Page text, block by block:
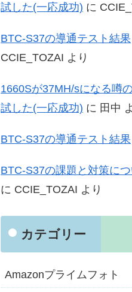
試した(一応成功) に
BTC-S37の導通テスト結果
CCIE_TOZAI より
1660Sが37MH/sになる噂
試した(一応成功) に 田中
BTC-S37の導通テスト結果
BTC-S37の課題と対策につ
に CCIE_TOZAI より
カテゴリー
Amazonプライムフォト